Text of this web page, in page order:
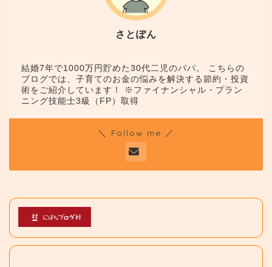
さとぽん
結婚7年で1000万円貯めた30代二児のパパ。 こちらの
ブログでは、子育てのお金の悩みを解決する節約・投資
術をご紹介しています！ ※ファイナンシャル・プラン
ニング技能士3級（FP）取得
＼ Follow me ／